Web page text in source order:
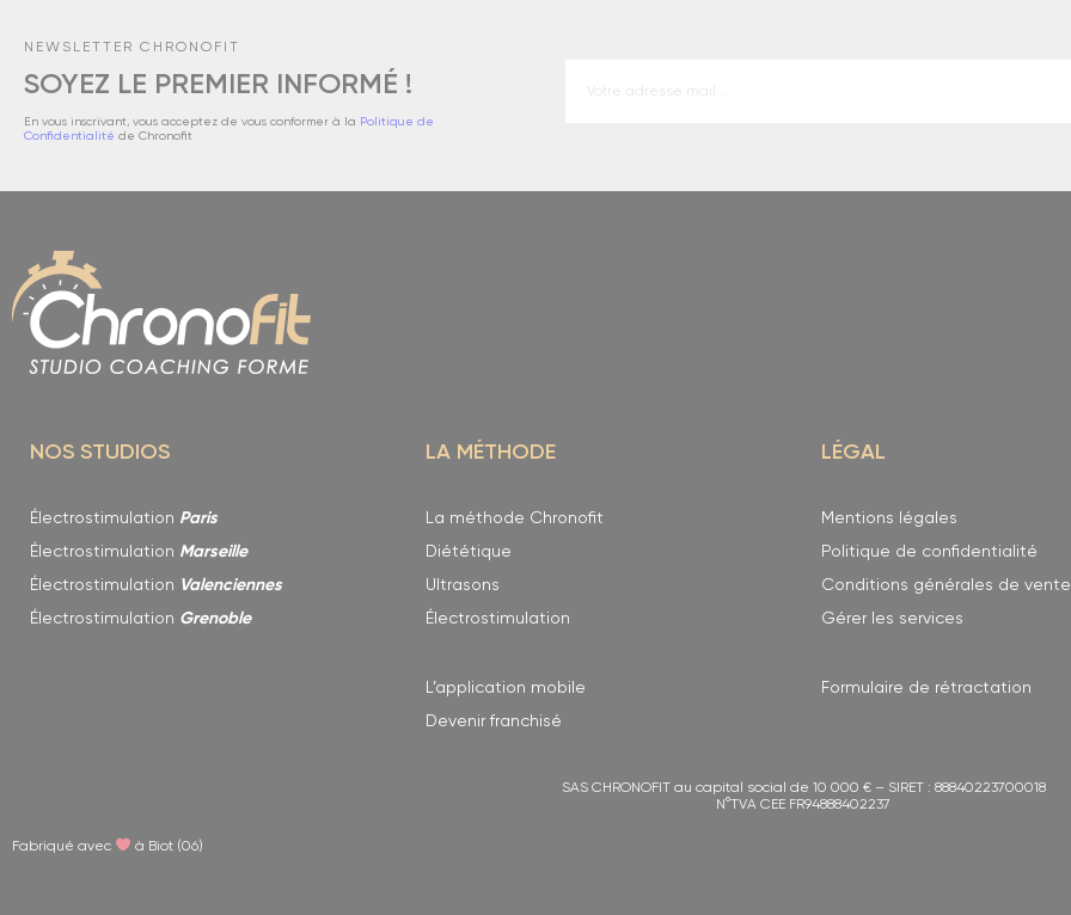
NEWSLETTER CHRONOFIT
SOYEZ LE PREMIER INFORMÉ !
En vous inscrivant, vous acceptez de vous conformer à la Politique de
Confidentialité de Chronofit
NOS STUDIOS
Électrostimulation Paris
Électrostimulation Marseille
Électrostimulation Valenciennes
Électrostimulation Grenoble
LA MÉTHODE
La méthode Chronofit
Diététique
Ultrasons
Électrostimulation
L’application mobile
Devenir franchisé
LÉGAL
Mentions légales
Politique de confidentialité
Conditions générales de vente
Gérer les services
Formulaire de rétractation
SAS CHRONOFIT au capital social de 10 000 € – SIRET : 88840223700018
N°TVA CEE FR94888402237
Fabriqué avec à Biot (06)